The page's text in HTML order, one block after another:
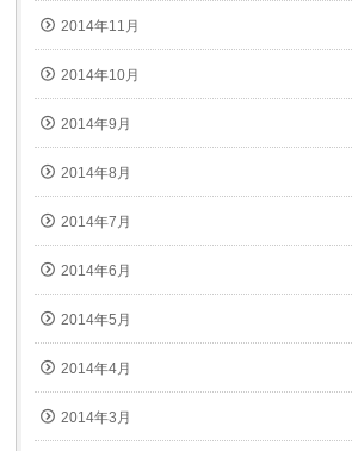
2014年11月
2014年10月
2014年9月
2014年8月
2014年7月
2014年6月
2014年5月
2014年4月
2014年3月